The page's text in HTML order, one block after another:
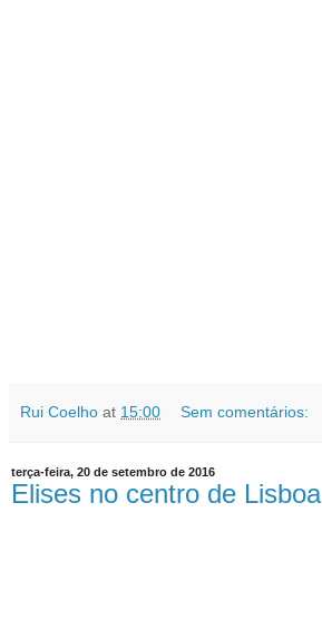
Rui Coelho at 15:00 Sem comentários:
terça-feira, 20 de setembro de 2016
Elises no centro de Lisboa